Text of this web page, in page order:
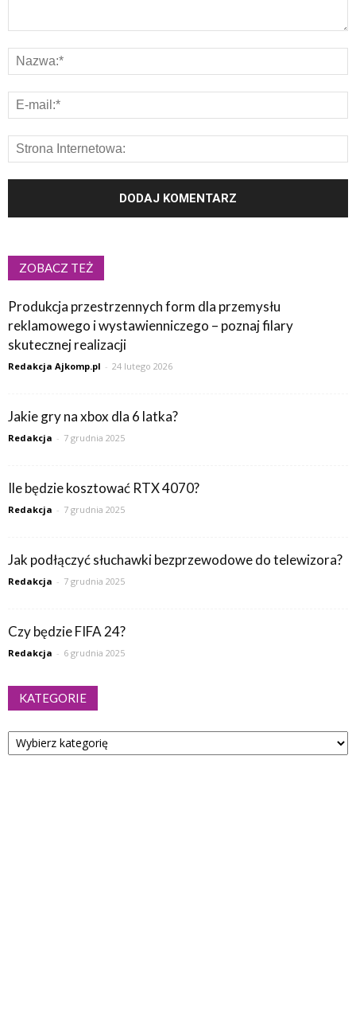
ZOBACZ TEŻ
Produkcja przestrzennych form dla przemysłu
reklamowego i wystawienniczego – poznaj filary
skutecznej realizacji
Redakcja Ajkomp.pl - 24 lutego 2026
Jakie gry na xbox dla 6 latka?
Redakcja - 7 grudnia 2025
Ile będzie kosztować RTX 4070?
Redakcja - 7 grudnia 2025
Jak podłączyć słuchawki bezprzewodowe do telewizora?
Redakcja - 7 grudnia 2025
Czy będzie FIFA 24?
Redakcja - 6 grudnia 2025
KATEGORIE
Kategorie